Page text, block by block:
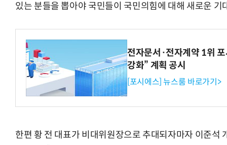
있는 분들을 뽑아야 국민들이 국민의힘에 대해 새로운 기
전자문서·전자계약 1위
강화” 계획 공시
[포시에스] 뉴스룸 바로가기>
한편 황 전 대표가 비대위원장으로 추대되자마자 이준석